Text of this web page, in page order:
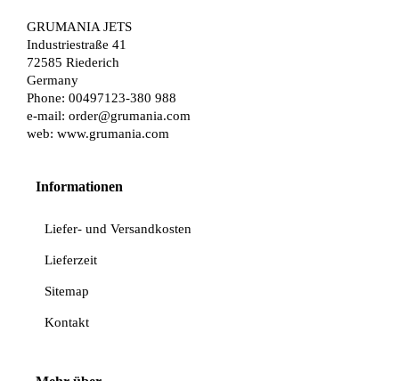
GRUMANIA JETS
Industriestraße 41
72585 Riederich
Germany
Phone: 00497123-380 988
e-mail: order@grumania.com
web: www.grumania.com
Informationen
Liefer- und Versandkosten
Lieferzeit
Sitemap
Kontakt